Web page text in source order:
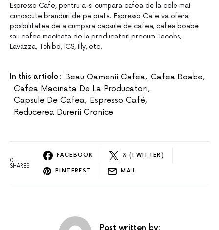
Espresso Cafe, pentru a-si cumpara cafea de la cele mai
cunoscute branduri de pe piata. Espresso Cafe va ofera
posibilitatea de a cumpara capsule de cafea, cafea boabe
sau cafea macinata de la producatori precum Jacobs,
Lavazza, Tchibo, ICS, illy, etc.
In this article: Beau Oamenii Cafea, Cafea Boabe,
Cafea Macinata De La Producatori,
Capsule De Cafea, Espresso Café,
Reducerea Durerii Cronice
0
SHARES
FACEBOOK X (TWITTER)
PINTEREST MAIL
Post written by: